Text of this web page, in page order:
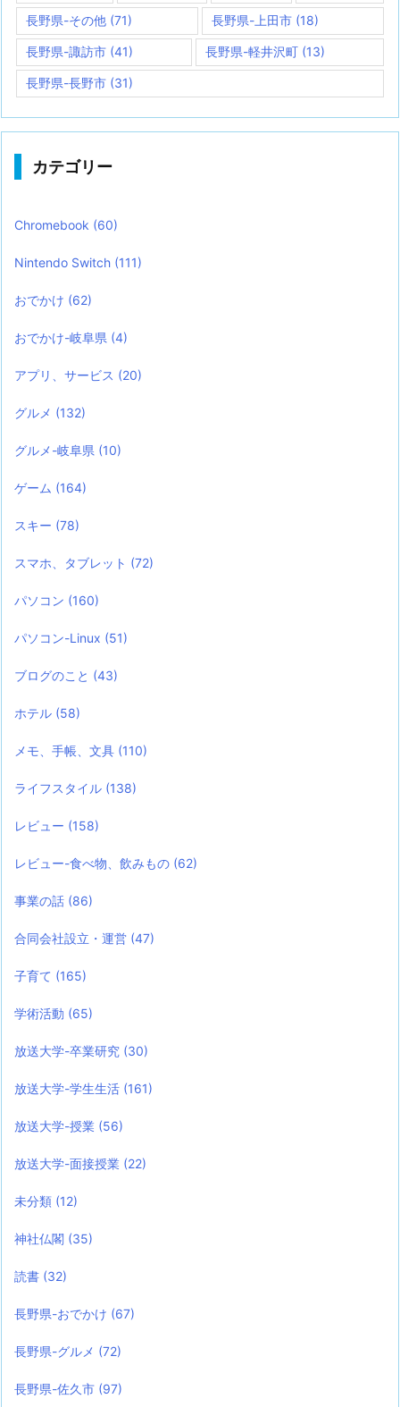
長野県-その他 (71) 長野県-上田市(18)
長野県-諏訪市 (41) 長野県-軽井沢町 (13)
長野県-長野市 (31)
カテゴリー
Chromebook (60)
Nintendo Switch (111)
おでかけ (62)
おでかけ-岐阜県 (4)
アプリ、サービス (20)
グルメ (132)
グルメ-岐阜県 (10)
ゲーム (164)
スキー (78)
スマホ、タブレット (72)
パソコン (160)
パソコン-Linux (51)
ブログのこと (43)
ホテル (58)
メモ、手帳、文具 (110)
ライフスタイル (138)
レビュー (158)
レビュー-食べ物、飲みもの (62)
事業の話 (86)
合同会社設立・運営 (47)
子育て (165)
学術活動 (65)
放送大学-卒業研究 (30)
放送大学-学生生活 (161)
放送大学-授業 (56)
放送大学-面接授業 (22)
未分類 (12)
神社仏閣 (35)
読書 (32)
長野県-おでかけ (67)
長野県-グルメ (72)
長野県-佐久市 (97)